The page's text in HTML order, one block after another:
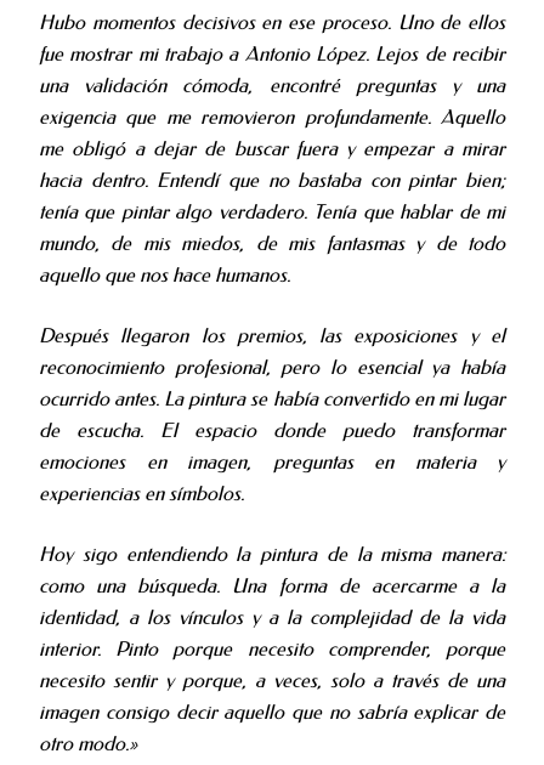
Hubo momentos decisivos en ese proceso. Uno de ellos
fue mostrar mi trabajo a Antonio López. Lejos de recibir
una validación cómoda, encontré preguntas y una
exigencia que me removieron profundamente. Aquello
me obligó a dejar de buscar fuera y empezar a mirar
hacia dentro. Entendí que no bastaba con pintar bien;
tenía que pintar algo verdadero. Tenía que hablar de mi
mundo, de mis miedos, de mis fantasmas y de todo
aquello que nos hace humanos.
Después llegaron los premios, las exposiciones y el
reconocimiento profesional, pero lo esencial ya había
ocurrido antes. La pintura se había convertido en mi lugar
de escucha. El espacio donde puedo transformar
emociones en imagen, preguntas en materia y
experiencias en símbolos.
Hoy sigo entendiendo la pintura de la misma manera:
como una búsqueda. Una forma de acercarme a la
identidad, a los vínculos y a la complejidad de la vida
interior. Pinto porque necesito comprender, porque
necesito sentir y porque, a veces, solo a través de una
imagen consigo decir aquello que no sabría explicar de
otro modo.»